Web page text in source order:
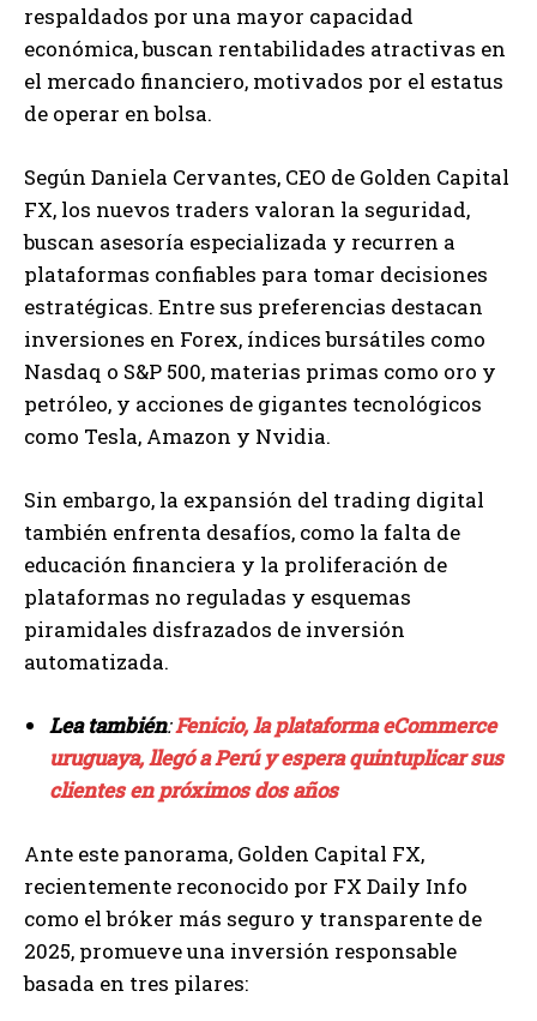
respaldados por una mayor capacidad
económica, buscan rentabilidades atractivas en
el mercado financiero, motivados por el estatus
de operar en bolsa.
Según Daniela Cervantes, CEO de Golden Capital
FX, los nuevos traders valoran la seguridad,
buscan asesoría especializada y recurren a
plataformas confiables para tomar decisiones
estratégicas. Entre sus preferencias destacan
inversiones en Forex, índices bursátiles como
Nasdaq o S&P 500, materias primas como oro y
petróleo, y acciones de gigantes tecnológicos
como Tesla, Amazon y Nvidia.
Sin embargo, la expansión del trading digital
también enfrenta desafíos, como la falta de
educación financiera y la proliferación de
plataformas no reguladas y esquemas
piramidales disfrazados de inversión
automatizada.
Lea también:Fenicio, la plataforma eCommerce
uruguaya, llegó a Perú y espera quintuplicar sus
clientes en próximos dos años
Ante este panorama, Golden Capital FX,
recientemente reconocido por FX Daily Info
como el bróker más seguro y transparente de
2025, promueve una inversión responsable
basada en tres pilares: